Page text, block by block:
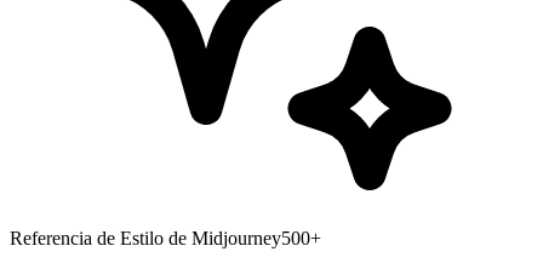
Referencia de Estilo de Midjourney500+